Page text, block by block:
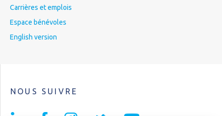
Carrières et emplois
Espace bénévoles
English version
NOUS SUIVRE